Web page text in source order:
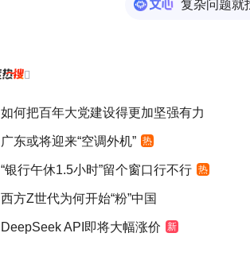
复杂问题就

如何把百年大党建设得更加坚强有力
广东或将迎来“空调外机” 热
“银行午休1.5小时”留个窗口行不行 热
西方Z世代为何开始“粉”中国
DeepSeek API即将大幅涨价 新